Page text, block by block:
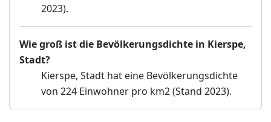
2023).
Wie groß ist die Bevölkerungsdichte in Kierspe,
Stadt?
Kierspe, Stadt hat eine Bevölkerungsdichte
von 224 Einwohner pro km2 (Stand 2023).